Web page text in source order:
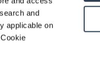
and
applicable on